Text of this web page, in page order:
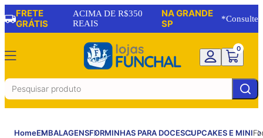
FRETE
GRÁTIS
ACIMA DE R$350
REAIS
NA GRANDE
SP
*Consulte
0
HomeEMBALAGENSFORMINHAS PARA DOCESCUPCAKES E MINI